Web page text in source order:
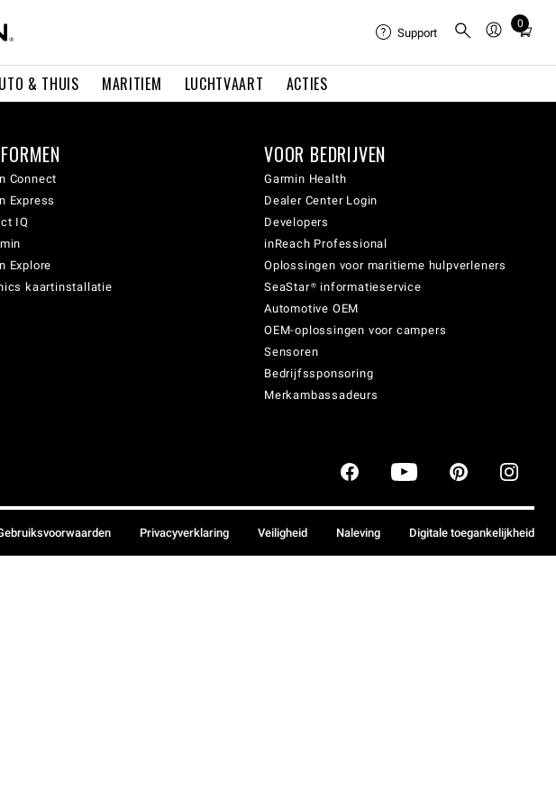
& THUIS MARITIEM LUCHTVAART ACTIES
Support
0
Total
cart:
Connect
Express
IQ
Explore
kaartinstallatie
VOOR BEDRIJVEN
Garmin Health
Dealer Center Login
Developers
inReach Professional
Oplossingen voor maritieme hulpverleners
SeaStar® informatieservice
Automotive OEM
OEM-oplossingen voor campers
Sensoren
Bedrijfssponsoring
Merkambassadeurs
Privacyverklaring Veiligheid Naleving Digitale toegankelijkheid